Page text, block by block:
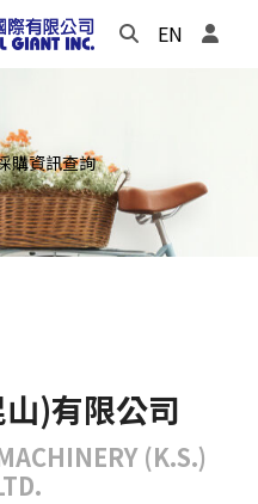
EN
購資訊查詢
)有限公司
(K.S.)